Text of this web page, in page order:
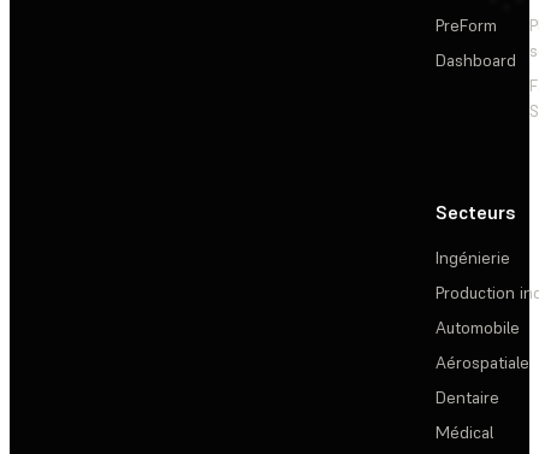
PreForm
Dashboard
Secteurs
Ingénierie
Production
Automobile
Aérospatiale
Dentaire
Médical